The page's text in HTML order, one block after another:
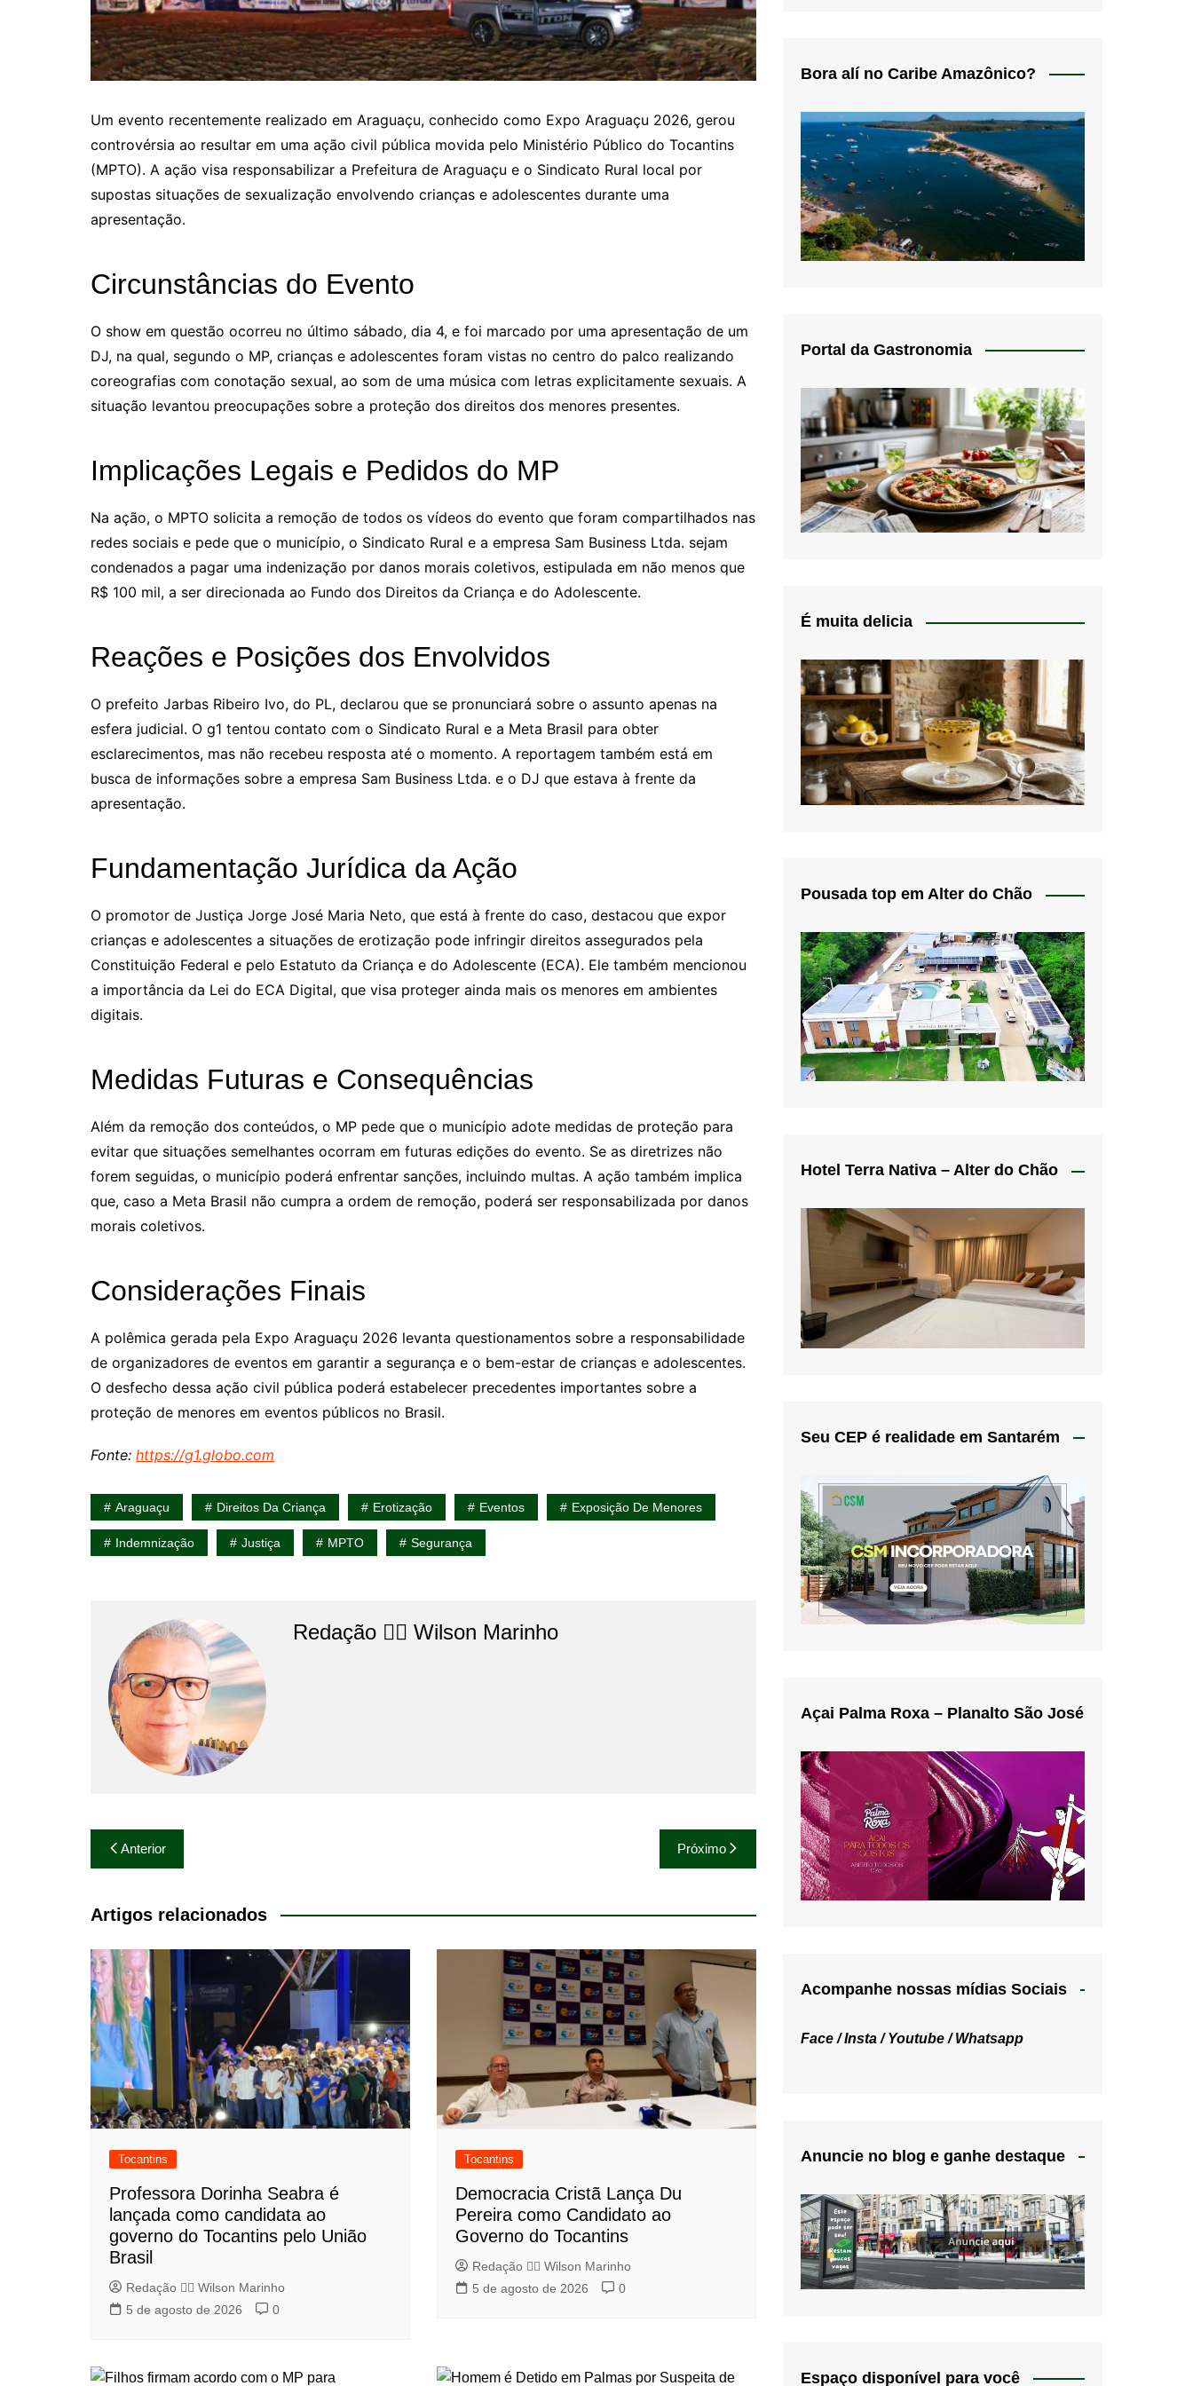
Um evento recentemente realizado em Araguaçu, conhecido como Expo Araguaçu 2026, gerou
controvérsia ao resultar em uma ação civil pública movida pelo Ministério Público do Tocantins
(MPTO). A ação visa responsabilizar a Prefeitura de Araguaçu e o Sindicato Rural local por
supostas situações de sexualização envolvendo crianças e adolescentes durante uma
apresentação.
Circunstâncias do Evento
O show em questão ocorreu no último sábado, dia 4, e foi marcado por uma apresentação de um
DJ, na qual, segundo o MP, crianças e adolescentes foram vistas no centro do palco realizando
coreografias com conotação sexual, ao som de uma música com letras explicitamente sexuais. A
situação levantou preocupações sobre a proteção dos direitos dos menores presentes.
Implicações Legais e Pedidos do MP
Na ação, o MPTO solicita a remoção de todos os vídeos do evento que foram compartilhados nas
redes sociais e pede que o município, o Sindicato Rural e a empresa Sam Business Ltda. sejam
condenados a pagar uma indenização por danos morais coletivos, estipulada em não menos que
R$ 100 mil, a ser direcionada ao Fundo dos Direitos da Criança e do Adolescente.
Reações e Posições dos Envolvidos
O prefeito Jarbas Ribeiro Ivo, do PL, declarou que se pronunciará sobre o assunto apenas na
esfera judicial. O g1 tentou contato com o Sindicato Rural e a Meta Brasil para obter
esclarecimentos, mas não recebeu resposta até o momento. A reportagem também está em
busca de informações sobre a empresa Sam Business Ltda. e o DJ que estava à frente da
apresentação.
Fundamentação Jurídica da Ação
O promotor de Justiça Jorge José Maria Neto, que está à frente do caso, destacou que expor
crianças e adolescentes a situações de erotização pode infringir direitos assegurados pela
Constituição Federal e pelo Estatuto da Criança e do Adolescente (ECA). Ele também mencionou
a importância da Lei do ECA Digital, que visa proteger ainda mais os menores em ambientes
digitais.
Medidas Futuras e Consequências
Além da remoção dos conteúdos, o MP pede que o município adote medidas de proteção para
evitar que situações semelhantes ocorram em futuras edições do evento. Se as diretrizes não
forem seguidas, o município poderá enfrentar sanções, incluindo multas. A ação também implica
que, caso a Meta Brasil não cumpra a ordem de remoção, poderá ser responsabilizada por danos
morais coletivos.
Considerações Finais
A polêmica gerada pela Expo Araguaçu 2026 levanta questionamentos sobre a responsabilidade
de organizadores de eventos em garantir a segurança e o bem-estar de crianças e adolescentes.
O desfecho dessa ação civil pública poderá estabelecer precedentes importantes sobre a
proteção de menores em eventos públicos no Brasil.
Fonte: https://g1.globo.com
Araguaçu Direitos Da Criança Erotização Eventos Exposição De Menores
Indemnização Justiça MPTO Segurança
Redação 👨‍⚖️​ Wilson Marinho
Navegação
de
Post
Anterior Próximo
Artigos relacionados
Tocantins
Professora Dorinha Seabra é
lançada como candidata ao
governo do Tocantins pelo União
Brasil
Redação 👨‍⚖️​ Wilson Marinho
5 de agosto de 2026
0
Tocantins
Democracia Cristã Lança Du
Pereira como Candidato ao
Governo do Tocantins
Redação 👨‍⚖️​ Wilson Marinho
5 de agosto de 2026
0
Bora alí no Caribe Amazônico?
Portal da Gastronomia
É muita delicia
Pousada top em Alter do Chão
Hotel Terra Nativa – Alter do Chão
Seu CEP é realidade em Santarém
Açai Palma Roxa – Planalto São José
Acompanhe nossas mídias Sociais
Face /Insta /Youtube /Whatsapp
Anuncie no blog e ganhe destaque
Espaço disponível para você